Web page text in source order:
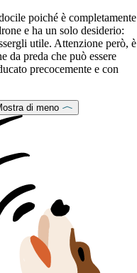
poiché è completamente
e ha un solo desiderio:
utile. Attenzione però, è
da preda che può essere
precocemente e con
di meno